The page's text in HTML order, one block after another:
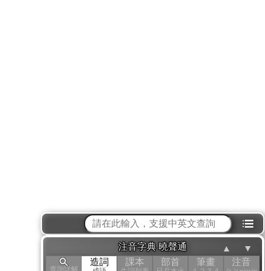
⁝☰
注音字典 曉聲通
造詞 課本 部首 筆畫 注音
▲ ▼